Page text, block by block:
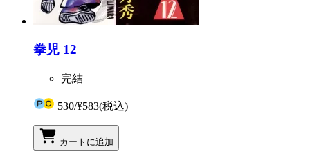
拳児 12
完結
530/¥583(税込)
カートに追加